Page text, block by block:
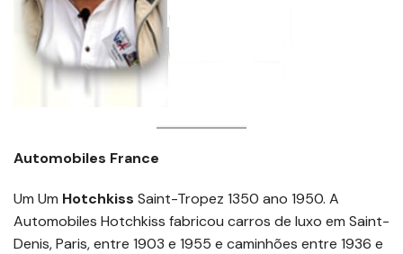
Automobiles France
Um Um Hotchkiss Saint-Tropez 1350 ano 1950. A
Automobiles Hotchkiss fabricou carros de luxo em Saint-
Denis, Paris, entre 1903 e 1955 e caminhões entre 1936 e